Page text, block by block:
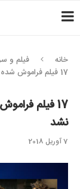
خانه
فیلم و
17 فیلم فراموش شده دیزنی که هیچوقت ساختشون تموم نشد
17 فیلم
نشد
7 آوریل 2018